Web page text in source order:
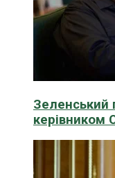
Зеленський
керівником